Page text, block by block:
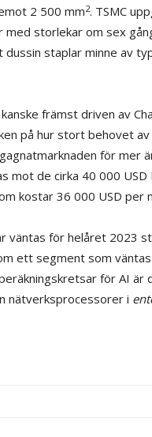
2 500 mm2. TSMC
med storlekar om sex
staplar minne av
främst driven av
på hur stort behovet
för mer
mot de cirka 40 000
kostar 36 000 USD per
väntas för helåret 2023
ett segment som
för AI är
nätverksprocessorer i